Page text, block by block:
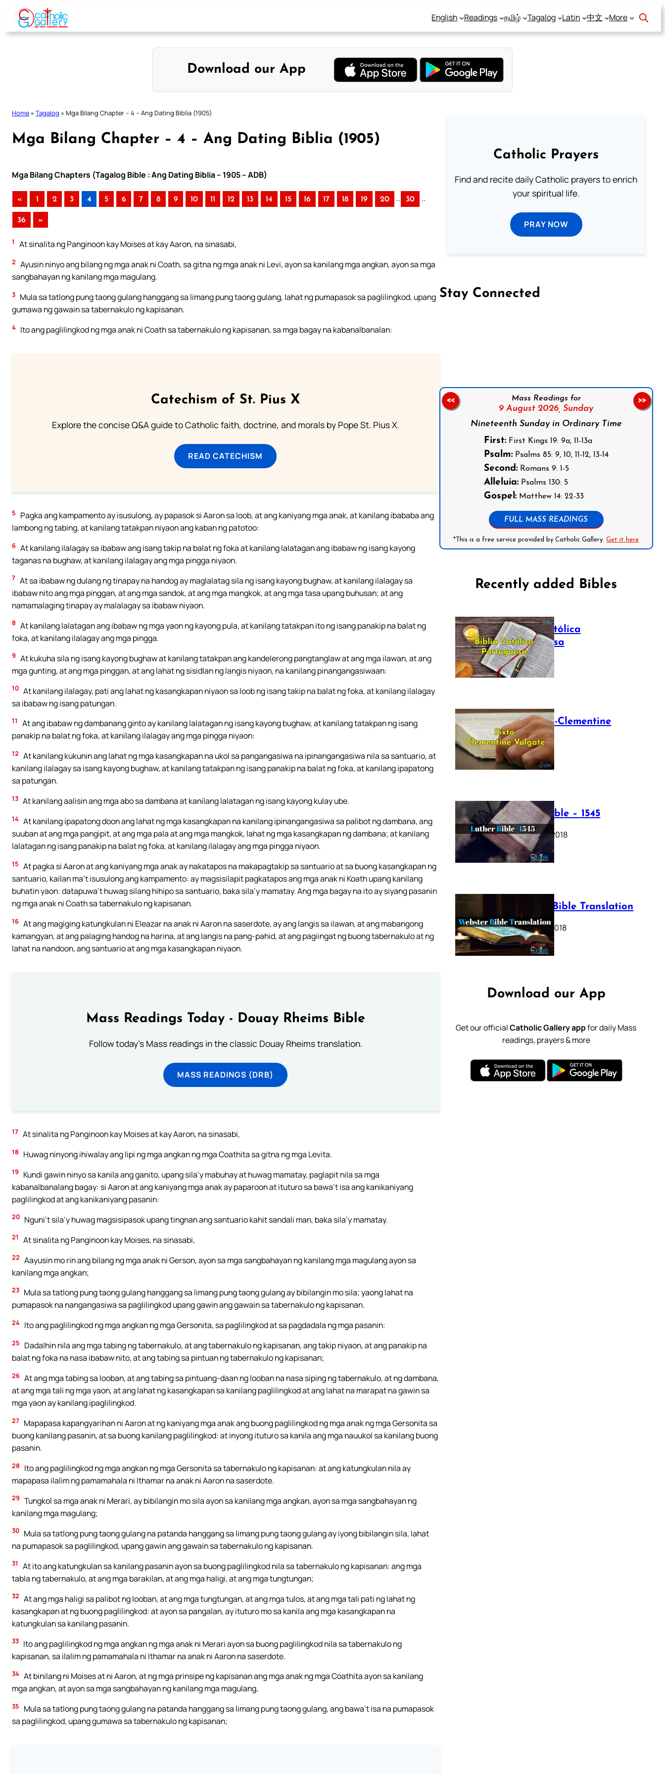
Skip
content
English Readings தமிழ் Tagalog Latin 中文 More
Download our App
Home » Tagalog » Mga Bilang Chapter – 4 – Ang Dating Biblia (1905)
Mga Bilang Chapter – 4 – Ang Dating Biblia (1905)
Mga Bilang Chapters (Tagalog Bible : Ang Dating Biblia – 1905 – ADB)
« 1 2 3 4 5 6 7 8 9 10 11 12 13 14 15 16 17 18 19 20 .. 30 ..
36 »
1 At sinalita ng Panginoon kay Moises at kay Aaron, na sinasabi,
2 Ayusin ninyo ang bilang ng mga anak ni Coath, sa gitna ng mga anak ni Levi, ayon sa kanilang mga angkan, ayon sa mga
sangbahayan ng kanilang mga magulang.
3 Mula sa tatlong pung taong gulang hanggang sa limang pung taong gulang, lahat ng pumapasok sa paglilingkod, upang
gumawa ng gawain sa tabernakulo ng kapisanan.
4 Ito ang paglilingkod ng mga anak ni Coath sa tabernakulo ng kapisanan, sa mga bagay na kabanalbanalan:
Catechism of St. Pius X
Explore the concise Q&A guide to Catholic faith, doctrine, and morals by Pope St. Pius X.
READ CATECHISM
5
Pagka ang kampamento ay isusulong, ay papasok si Aaron sa loob, at ang kaniyang mga anak, at kanilang ibababa ang
lambong ng tabing, at kanilang tatakpan niyaon ang kaban ng patotoo:
6 At kanilang ilalagay sa ibabaw ang isang takip na balat ng foka at kanilang lalatagan ang ibabaw ng isang kayong
taganas na bughaw, at kanilang ilalagay ang mga pingga niyaon.
7 At sa ibabaw ng dulang ng tinapay na handog ay maglalatag sila ng isang kayong bughaw, at kanilang ilalagay sa
ibabaw nito ang mga pinggan, at ang mga sandok, at ang mga mangkok, at ang mga tasa upang buhusan; at ang
namamalaging tinapay ay malalagay sa ibabaw niyaon.
8 At kanilang lalatagan ang ibabaw ng mga yaon ng kayong pula, at kanilang tatakpan ito ng isang panakip na balat ng
foka, at kanilang ilalagay ang mga pingga.
9 At kukuha sila ng isang kayong bughaw at kanilang tatakpan ang kandelerong pangtanglaw at ang mga ilawan, at ang
mga gunting, at ang mga pinggan, at ang lahat ng sisidlan ng langis niyaon, na kanilang pinangangasiwaan:
10 At kanilang ilalagay, pati ang lahat ng kasangkapan niyaon sa loob ng isang takip na balat ng foka, at kanilang ilalagay
sa ibabaw ng isang patungan.
11
At ang ibabaw ng dambanang ginto ay kanilang lalatagan ng isang kayong bughaw, at kanilang tatakpan ng isang
panakip na balat ng foka, at kanilang ilalagay ang mga pingga niyaon:
12 At kanilang kukunin ang lahat ng mga kasangkapan na ukol sa pangangasiwa na ipinangangasiwa nila sa santuario, at
kanilang ilalagay sa isang kayong bughaw, at kanilang tatakpan ng isang panakip na balat ng foka, at kanilang ipapatong
sa patungan.
13 At kanilang aalisin ang mga abo sa dambana at kanilang lalatagan ng isang kayong kulay ube.
14 At kanilang ipapatong doon ang lahat ng mga kasangkapan na kanilang ipinangangasiwa sa palibot ng dambana, ang
suuban at ang mga pangipit, at ang mga pala at ang mga mangkok, lahat ng mga kasangkapan ng dambana; at kanilang
lalatagan ng isang panakip na balat ng foka, at kanilang ilalagay ang mga pingga niyaon.
15 At pagka si Aaron at ang kaniyang mga anak ay nakatapos na makapagtakip sa santuario at sa buong kasangkapan ng
santuario, kailan ma’t isusulong ang kampamento: ay magsisilapit pagkatapos ang mga anak ni Koath upang kanilang
buhatin yaon: datapuwa’t huwag silang hihipo sa santuario, baka sila’y mamatay. Ang mga bagay na ito ay siyang pasanin
ng mga anak ni Coath sa tabernakulo ng kapisanan.
16 At ang magiging katungkulan ni Eleazar na anak ni Aaron na saserdote, ay ang langis sa ilawan, at ang mabangong
kamangyan, at ang palaging handog na harina, at ang langis na pang-pahid, at ang pagiingat ng buong tabernakulo at ng
lahat na nandoon, ang santuario at ang mga kasangkapan niyaon.
Mass Readings Today - Douay Rheims Bible
Follow today's Mass readings in the classic Douay Rheims translation.
MASS READINGS (DRB)
17 At sinalita ng Panginoon kay Moises at kay Aaron, na sinasabi,
18 Huwag ninyong ihiwalay ang lipi ng mga angkan ng mga Coathita sa gitna ng mga Levita.
19
Kundi gawin ninyo sa kanila ang ganito, upang sila’y mabuhay at huwag mamatay, paglapit nila sa mga
kabanalbanalang bagay: si Aaron at ang kaniyang mga anak ay paparoon at ituturo sa bawa’t isa ang kanikaniyang
paglilingkod at ang kanikaniyang pasanin:
20 Nguni’t sila’y huwag magsisipasok upang tingnan ang santuario kahit sandali man, baka sila’y mamatay.
21 At sinalita ng Panginoon kay Moises, na sinasabi,
22 Aayusin mo rin ang bilang ng mga anak ni Gerson, ayon sa mga sangbahayan ng kanilang mga magulang ayon sa
kanilang mga angkan;
23 Mula sa tatlong pung taong gulang hanggang sa limang pung taong gulang ay bibilangin mo sila; yaong lahat na
pumapasok na nangangasiwa sa paglilingkod upang gawin ang gawain sa tabernakulo ng kapisanan.
24 Ito ang paglilingkod ng mga angkan ng mga Gersonita, sa paglilingkod at sa pagdadala ng mga pasanin:
25
Dadalhin nila ang mga tabing ng tabernakulo, at ang tabernakulo ng kapisanan, ang takip niyaon, at ang panakip na
balat ng foka na nasa ibabaw nito, at ang tabing sa pintuan ng tabernakulo ng kapisanan;
26 At ang mga tabing sa looban, at ang tabing sa pintuang-daan ng looban na nasa siping ng tabernakulo, at ng dambana,
at ang mga tali ng mga yaon, at ang lahat ng kasangkapan sa kanilang paglilingkod at ang lahat na marapat na gawin sa
mga yaon ay kanilang ipaglilingkod.
27 Mapapasa kapangyarihan ni Aaron at ng kaniyang mga anak ang buong paglilingkod ng mga anak ng mga Gersonita sa
buong kanilang pasanin, at sa buong kanilang paglilingkod: at inyong ituturo sa kanila ang mga nauukol sa kanilang buong
pasanin.
28
Ito ang paglilingkod ng mga angkan ng mga Gersonita sa tabernakulo ng kapisanan: at ang katungkulan nila ay
mapapasa ilalim ng pamamahala ni Ithamar na anak ni Aaron na saserdote.
29 Tungkol sa mga anak ni Merari, ay bibilangin mo sila ayon sa kanilang mga angkan, ayon sa mga sangbahayan ng
kanilang mga magulang;
30 Mula sa tatlong pung taong gulang na patanda hanggang sa limang pung taong gulang ay iyong bibilangin sila, lahat
na pumapasok sa paglilingkod, upang gawin ang gawain sa tabernakulo ng kapisanan.
31
At ito ang katungkulan sa kanilang pasanin ayon sa buong paglilingkod nila sa tabernakulo ng kapisanan: ang mga
tabla ng tabernakulo, at ang mga barakilan, at ang mga haligi, at ang mga tungtungan;
32 At ang mga haligi sa palibot ng looban, at ang mga tungtungan, at ang mga tulos, at ang mga tali pati ng lahat ng
kasangkapan at ng buong paglilingkod: at ayon sa pangalan, ay ituturo mo sa kanila ang mga kasangkapan na
katungkulan sa kanilang pasanin.
33 Ito ang paglilingkod ng mga angkan ng mga anak ni Merari ayon sa buong paglilingkod nila sa tabernakulo ng
kapisanan, sa ilalim ng pamamahala ni Ithamar na anak ni Aaron na saserdote.
34 At binilang ni Moises at ni Aaron, at ng mga prinsipe ng kapisanan ang mga anak ng mga Coathita ayon sa kanilang
mga angkan, at ayon sa mga sangbahayan ng kanilang mga magulang,
35
Mula sa tatlong pung taong gulang na patanda hanggang sa limang pung taong gulang, ang bawa’t isa na pumapasok
sa paglilingkod, upang gumawa sa tabernakulo ng kapisanan;
Catholic Prayers
Find and recite daily Catholic prayers to enrich
your spiritual life.
PRAY NOW
Stay Connected
Mass Readings for
9 August 2026, Sunday
Nineteenth Sunday in Ordinary Time
First:First Kings 19: 9a, 11-13a
Psalm:Psalms 85: 9, 10, 11-12, 13-14
Second:Romans 9: 1-5
Alleluia:Psalms 130: 5
Gospel:Matthew 14: 22-33
FULL MASS READINGS
*This is a free service provided by Catholic Gallery.Get it here
<< >>
Recently added Bibles
Bíblia Católica
Portuguesa
July 16, 2025
The Sixto-Clementine
Vulgate
July 12, 2025
Luther Bible – 1545
October 17, 2018
Webster Bible Translation
October 11, 2018
Download our App
Get our officialCatholic Gallery appfor daily Mass
readings, prayers & more